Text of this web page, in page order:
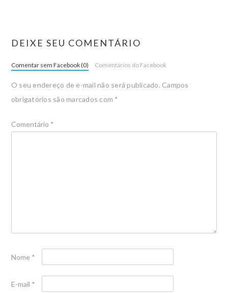
DEIXE SEU COMENTÁRIO
Comentar sem Facebook (0) Comentários do Facebook
O seu endereço de e-mail não será publicado. Campos
obrigatórios são marcados com *
Comentário *
Nome *
E-mail *